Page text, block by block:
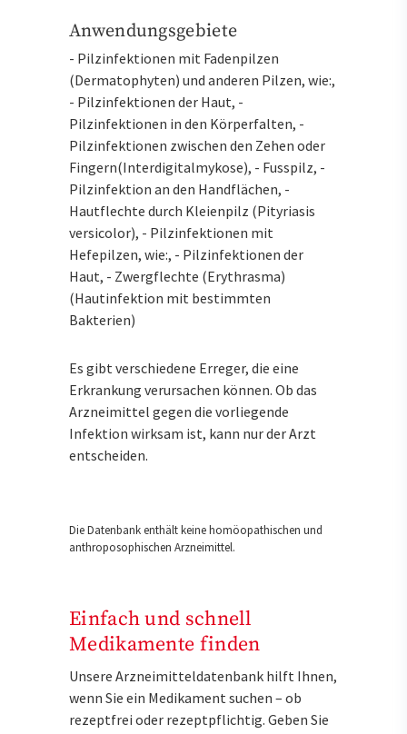
Anwendungsgebiete
- Pilzinfektionen mit Fadenpilzen
(Dermatophyten) und anderen Pilzen, wie:,
- Pilzinfektionen der Haut, -
Pilzinfektionen in den Körperfalten, -
Pilzinfektionen zwischen den Zehen oder
Fingern(Interdigitalmykose), - Fusspilz, -
Pilzinfektion an den Handflächen, -
Hautflechte durch Kleienpilz (Pityriasis
versicolor), - Pilzinfektionen mit
Hefepilzen, wie:, - Pilzinfektionen der
Haut, - Zwergflechte (Erythrasma)
(Hautinfektion mit bestimmten
Bakterien)
Es gibt verschiedene Erreger, die eine
Erkrankung verursachen können. Ob das
Arzneimittel gegen die vorliegende
Infektion wirksam ist, kann nur der Arzt
entscheiden.
Die Datenbank enthält keine homöopathischen und
anthroposophischen Arzneimittel.
Einfach und schnell
Medikamente finden
Unsere Arzneimitteldatenbank hilft Ihnen,
wenn Sie ein Medikament suchen – ob
rezeptfrei oder rezeptpflichtig. Geben Sie